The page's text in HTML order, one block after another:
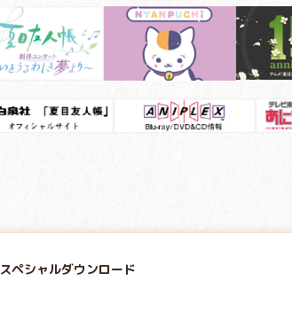
スペシャルダウンロード